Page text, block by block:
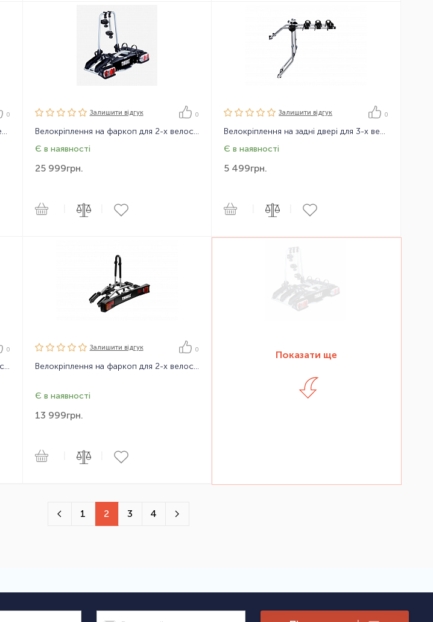
0
Велокріплення на задні двері для 2-х велосипедів Thule ClipOnHigh 9105
Залишити вiдгук 0
Велокріплення на фаркоп для 2-х велосипедів Thule EuroWay G2 2bike 13 pin
Є в наявності
25 999грн.
Залишити вiдгук 0
Велокріплення на задні двері для 3-х велосипедів Thule FreeWay 968
Є в наявності
5 499грн.
0
Велокріплення на фаркоп для 2-х велосипедів Thule Xpress 970
Залишити вiдгук 0
Велокріплення на фаркоп для 2-х велосипедів Thule RideOn 9502 7pin
Є в наявності
13 999грн.
Показати ще
1 2 3 4